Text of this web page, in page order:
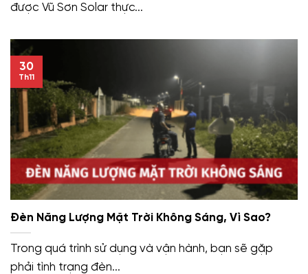
được Vũ Sơn Solar thực...
Đèn Năng Lượng Mặt Trời Không Sáng, Vì Sao?
Trong quá trình sử dụng và vận hành, bạn sẽ gặp
phải tình trạng đèn...
30
Th11